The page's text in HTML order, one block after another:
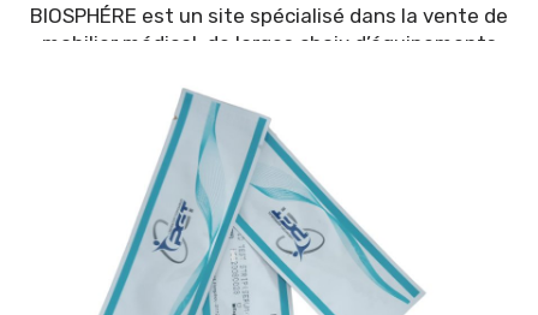
BIOSPHÉRE est un site spécialisé dans la vente de
mobilier médical, de larges choix d’équipements
attendent.